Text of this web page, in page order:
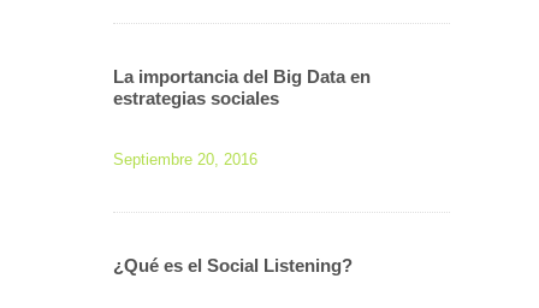
La importancia del Big Data en
estrategias sociales
Septiembre 20, 2016
¿Qué es el Social Listening?